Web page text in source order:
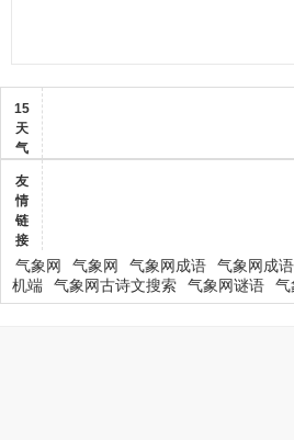
15
天
气
友
情
链
接
气象网 气象网 气象网成语 气象网成
机端
气象网古诗文搜索 气象网谜语 气